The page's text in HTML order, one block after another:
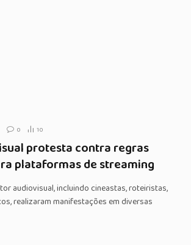
0 10
protesta contra regras
plataformas de streaming
audiovisual, incluindo cineastas, roteiristas,
realizaram manifestações em diversas